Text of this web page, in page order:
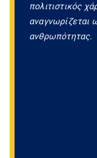
πολιτιστικός
αναγνωρίζεται
ανθρωπότητας.